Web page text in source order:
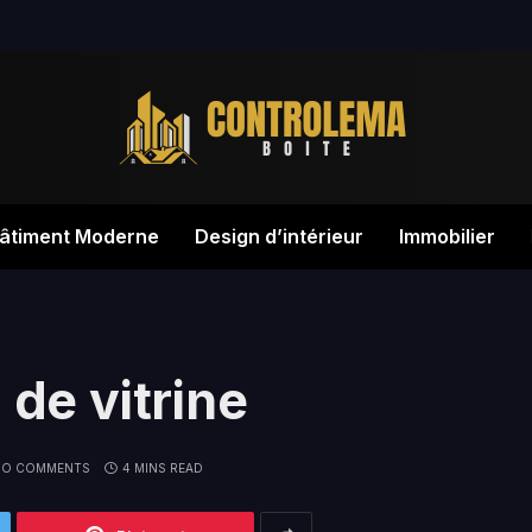
Moderne Design d’intérieur Immobilier
de vitrine
COMMENTS 4 MINS READ